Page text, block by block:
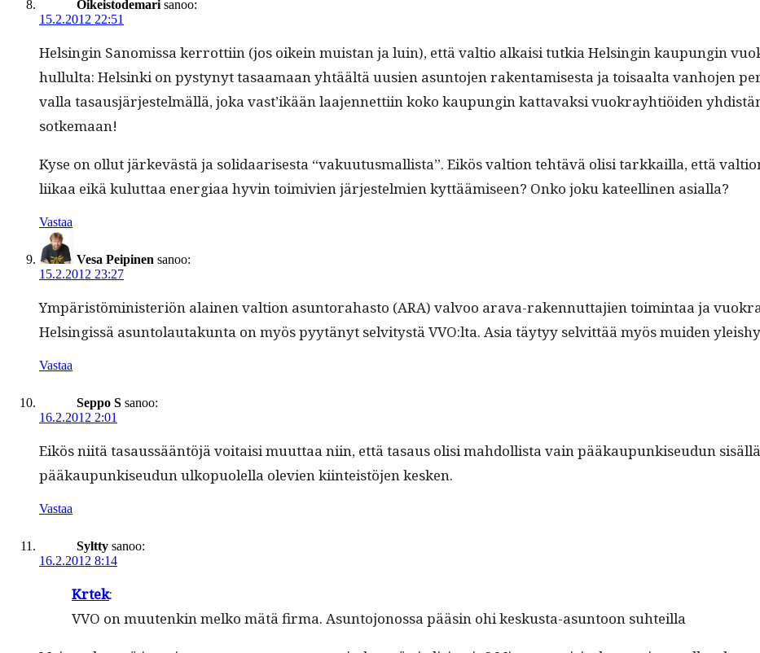
Oikeistodemari sanoo:
15.2.2012 22:51
Helsin­gin Sanomis­sa ker­rot­ti­in (jos oikein muis­tan ja luin), että val­tio alka­isi tutkia Helsin­gin kaupun­gin
hul­lul­ta: Helsin­ki on pystynyt tasaa­maan yhtäältä uusien asun­to­jen rak­en­tamis­es­ta ja toisaal­ta van­ho­jen
val­la tasausjär­jestelmäl­lä, joka vast’ikään laa­jen­net­ti­in koko kaupun­gin kat­tavak­si vuokray­htiöi­den
sotkemaan!
Kyse on ollut järkevästä ja sol­i­daaris­es­ta “vaku­u­tus­mall­ista”. Eikös val­tion tehtävä olisi tarkkail­la, että
liikaa eikä kulut­taa ener­giaa hyvin toimivien jär­jestelmien kyt­täämiseen? Onko joku kateelli­nen asialla?
Vastaa
Vesa Peipinen sanoo:
15.2.2012 23:27
Ympäristömin­is­ter­iön alainen val­tion asun­tora­has­to (ARA) valvoo ara­va-raken­nut­ta­jien toim­intaa ja
Helsingis­sä asun­to­lau­takun­ta on myös pyytänyt selvi­tys­tä VVO:lta. Asia täy­tyy selvit­tää myös muiden
Vastaa
Seppo S sanoo:
16.2.2012 2:01
Eikös niitä tasaussään­töjä voitaisi muut­taa niin, että tasaus olisi mah­dol­lista vain pääkaupunkiseudun
pääkaupunkiseudun ulkop­uolel­la ole­vien kiin­teistö­jen kesken.
Vastaa
Syltty sanoo:
16.2.2012 8:14
Krtek:
VVO on muutenkin melko mätä fir­ma. Asun­to­jonos­sa pääsin ohi keskus­ta-asun­toon suhteilla